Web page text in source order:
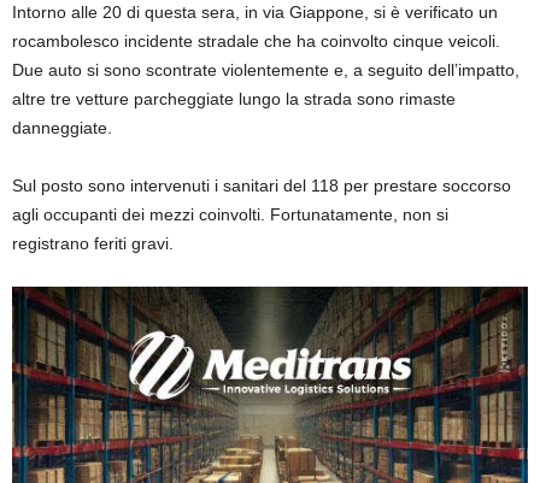
Intorno alle 20 di questa sera, in via Giappone, si è verificato un
rocambolesco incidente stradale che ha coinvolto cinque veicoli.
Due auto si sono scontrate violentemente e, a seguito dell’impatto,
altre tre vetture parcheggiate lungo la strada sono rimaste
danneggiate.
Sul posto sono intervenuti i sanitari del 118 per prestare soccorso
agli occupanti dei mezzi coinvolti. Fortunatamente, non si
registrano feriti gravi.